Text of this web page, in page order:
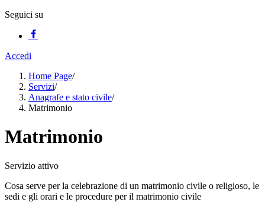
Seguici su
Accedi
Home Page/
Servizi/
Anagrafe e stato civile/
Matrimonio
Matrimonio
Servizio attivo
Cosa serve per la celebrazione di un matrimonio civile o religioso, le
sedi e gli orari e le procedure per il matrimonio civile